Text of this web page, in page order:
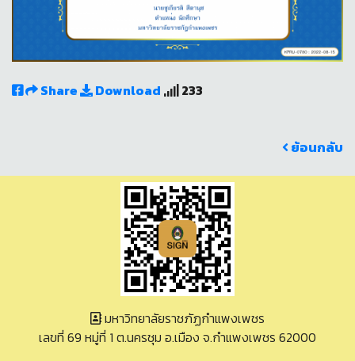
Share Download 233
ย้อนกลับ
มหาวิทยาลัยราชภัฏกำแพงเพชร
เลขที่ 69 หมู่ที่ 1 ต.นครชุม อ.เมือง จ.กำแพงเพชร 62000